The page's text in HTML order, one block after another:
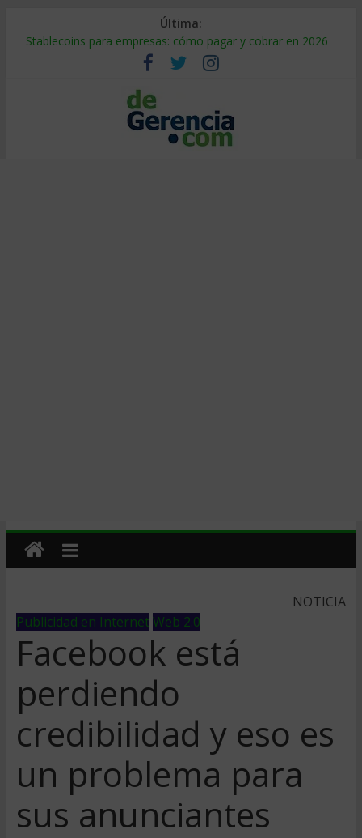
Última:
Stablecoins para empresas: cómo pagar y cobrar en 2026
Despido silencioso: qué es y por qué sale tan caro
IA en selección de personal: cómo auditarla a tiempo
Trabajo forzoso en la cadena de suministro: qué hacer
Mercado hispano de EE. UU.: cómo segmentarlo y venderle
NOTICIA
Publicidad en InternetWeb 2.0
Facebook está
perdiendo
credibilidad y eso es
un problema para
sus anunciantes